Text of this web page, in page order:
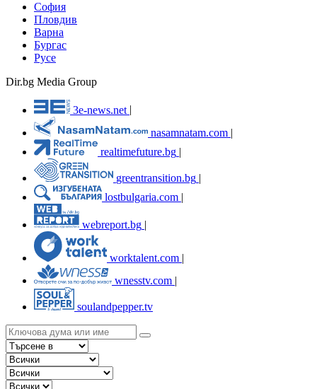
София
Пловдив
Варна
Бургас
Русе
Dir.bg Media Group
3e-news.net
nasamnatam.com |
realtimefuture.bg |
greentransition.bg |
lostbulgaria.com |
webreport.bg
worktalent.com |
wnesstv.com |
soulandpepper.tv